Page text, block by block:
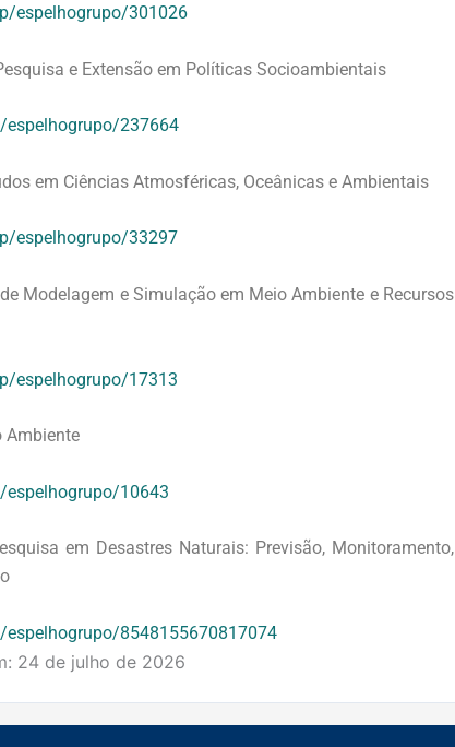
espelhogrupo/301026
e Extensão em Políticas Socioambientais
237664
em Ciências Atmosféricas, Oceânicas e Ambientais
espelhogrupo/33297
Modelagem e Simulação em Meio Ambiente e Recursos
espelhogrupo/17313
Ambiente
10643
em Desastres Naturais: Previsão, Monitoramento,
8548155670817074
24 de julho de 2026